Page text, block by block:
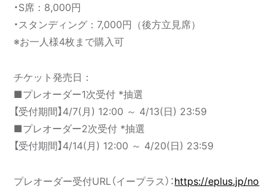
・S席：8,000円
・スタンディング：7,000円（後方立見席）
※お一人様4枚まで購入可
チケット発売日：
■プレオーダー1次受付 *抽選
【受付期間】4/7(月) 12:00 ～ 4/13(日) 23:59
■プレオーダー2次受付 *抽選
【受付期間】4/14(月) 12:00 ～ 4/20(日) 23:59
プレオーダー受付URL（イープラス）：https://eplus.jp/no